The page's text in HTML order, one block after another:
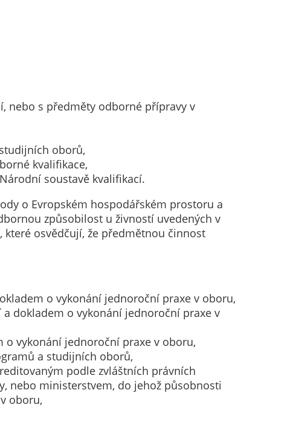
nebo s předměty odborné přípravy v
oborů,
kvalifikace,
soustavě kvalifikací.
o Evropském hospodářském prostoru a
způsobilost u živností uvedených v
, které osvědčují, že předmětnou činnost
o vykonání jednoroční praxe v oboru,
dokladem o vykonání jednoroční praxe v
vykonání jednoroční praxe v oboru,
a studijních oborů,
podle zvláštních právních
nebo ministerstvem, do jehož působnosti
oboru,